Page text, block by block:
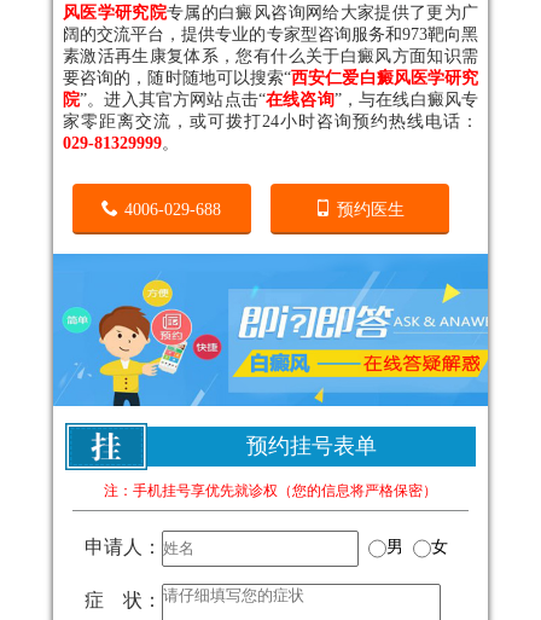
风医学研究院专属的白癜风咨询网给大家提供了更为广
阔的交流平台，提供专业的专家型咨询服务和973靶向黑
素激活再生康复体系，您有什么关于白癜风方面知识需
要咨询的，随时随地可以搜索“西安仁爱白癜风医学研究
院”。进入其官方网站点击“在线咨询”，与在线白癜风专
家零距离交流，或可拨打24小时咨询预约热线电话：
029-81329999。
4006-029-688 预约医生
预约挂号表单
注：手机挂号享优先就诊权（您的信息将严格保密）
申请人： 男 女
症 状：